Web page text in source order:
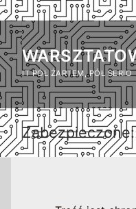
Przejdź
do
treści
IT PÓŁ ŻARTEM, PÓŁ SERIO